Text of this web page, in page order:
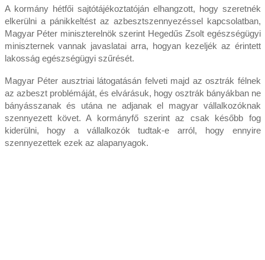
A kormány hétfői sajtótájékoztatóján elhangzott, hogy szeretnék
elkerülni a pánikkeltést az azbesztszennyezéssel kapcsolatban,
Magyar Péter miniszterelnök szerint Hegedűs Zsolt egészségügyi
miniszternek vannak javaslatai arra, hogyan kezeljék az érintett
lakosság egészségügyi szűrését.
Magyar Péter ausztriai látogatásán felveti majd az osztrák félnek
az azbeszt problémáját, és elvárásuk, hogy osztrák bányákban ne
bányásszanak és utána ne adjanak el magyar vállalkozóknak
szennyezett követ. A kormányfő szerint az csak később fog
kiderülni, hogy a vállalkozók tudtak-e arról, hogy ennyire
szennyezettek ezek az alapanyagok.